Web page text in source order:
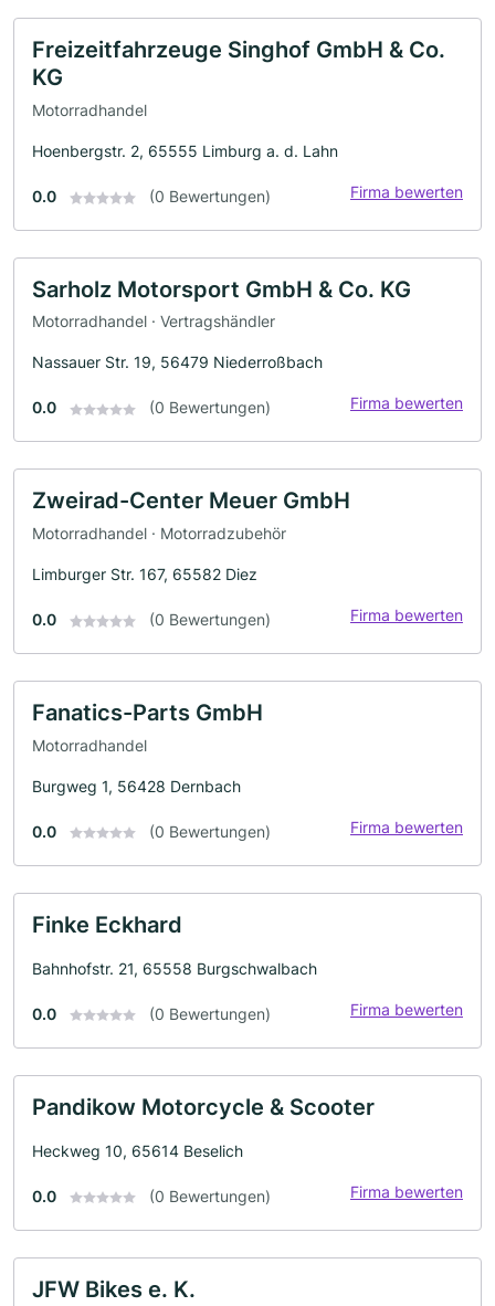
Freizeitfahrzeuge Singhof GmbH & Co.
KG
Motorradhandel
Hoenbergstr. 2, 65555 Limburg a. d. Lahn
0.0 (0 Bewertungen) Firma bewerten
Sarholz Motorsport GmbH & Co. KG
Motorradhandel · Vertragshändler
Nassauer Str. 19, 56479 Niederroßbach
0.0 (0 Bewertungen) Firma bewerten
Zweirad-Center Meuer GmbH
Motorradhandel · Motorradzubehör
Limburger Str. 167, 65582 Diez
0.0 (0 Bewertungen) Firma bewerten
Fanatics-Parts GmbH
Motorradhandel
Burgweg 1, 56428 Dernbach
0.0 (0 Bewertungen) Firma bewerten
Finke Eckhard
Bahnhofstr. 21, 65558 Burgschwalbach
0.0 (0 Bewertungen) Firma bewerten
Pandikow Motorcycle & Scooter
Heckweg 10, 65614 Beselich
0.0 (0 Bewertungen) Firma bewerten
JFW Bikes e. K.